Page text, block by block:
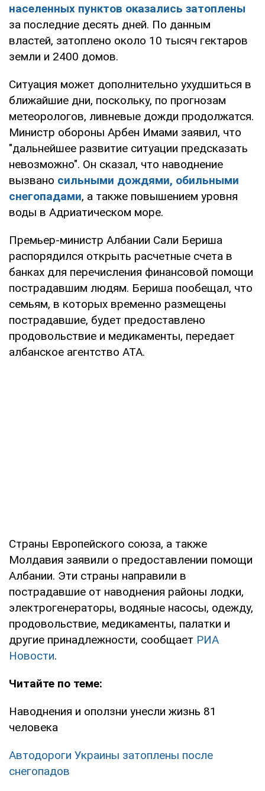
населенных пунктов оказались затоплены
за последние десять дней. По данным
властей, затоплено около 10 тысяч гектаров
земли и 2400 домов.
Ситуация может дополнительно ухудшиться в
ближайшие дни, поскольку, по прогнозам
метеорологов, ливневые дожди продолжатся.
Министр обороны Арбен Имами заявил, что
"дальнейшее развитие ситуации предсказать
невозможно". Он сказал, что наводнение
вызвано сильными дождями, обильными
снегопадами, а также повышением уровня
воды в Адриатическом море.
Премьер-министр Албании Сали Бериша
распорядился открыть расчетные счета в
банках для перечисления финансовой помощи
пострадавшим людям. Бериша пообещал, что
семьям, в которых временно размещены
пострадавшие, будет предоставлено
продовольствие и медикаменты, передает
албанское агентство АТА.
Страны Европейского союза, а также
Молдавия заявили о предоставлении помощи
Албании. Эти страны направили в
пострадавшие от наводнения районы лодки,
электрогенераторы, водяные насосы, одежду,
продовольствие, медикаменты, палатки и
другие принадлежности, сообщает РИА
Новости.
Читайте по теме:
Наводнения и оползни унесли жизнь 81
человека
Автодороги Украины затоплены после
снегопадов